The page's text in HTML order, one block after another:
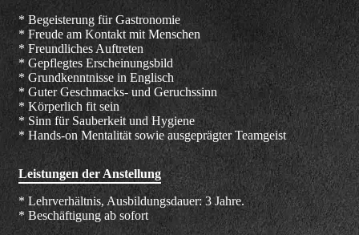
* Begeisterung für Gastronomie
* Freude am Kontakt mit Menschen
* Freundliches Auftreten
* Gepflegtes Erscheinungsbild
* Grundkenntnisse in Englisch
* Guter Geschmacks- und Geruchssinn
* Körperlich fit sein
* Sinn für Sauberkeit und Hygiene
* Hands-on Mentalität sowie ausgeprägter Teamgeist
Leistungen der Anstellung
* Lehrverhältnis, Ausbildungsdauer: 3 Jahre.
* Beschäftigung ab sofort